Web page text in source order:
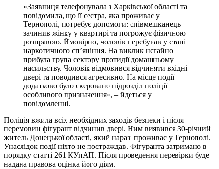
«Заявниця телефонувала з Харківської області та
повідомила, що її сестра, яка проживає у
Тернополі, потребує допомоги: співмешканець
зачинив жінку у квартирі та погрожує фізичною
розправою. Ймовірно, чоловік перебував у стані
наркотичного сп’яніння. На виклик негайно
прибула група сектору протидії домашньому
насильству. Чоловік відмовився відчиняти вхідні
двері та поводився агресивно. На місце події
додатково було скеровано підрозділ поліції
особливого призначення», – йдеться у
повідомленні.
Поліція вжила всіх необхідних заходів безпеки і після
перемовин фігурант відчинив двері. Ним виявився 30-річний
житель Донецької області, який наразі проживає у Тернополі.
Унаслідок події ніхто не постраждав. Фігуранта затримано в
порядку статті 261 КУпАП. Після проведення перевірки буде
надана правова оцінка його діям.